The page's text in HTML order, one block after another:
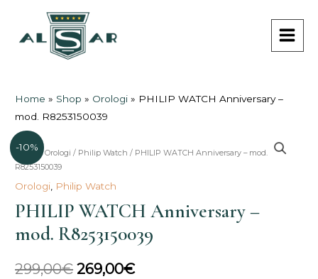
contenuto
Home » Shop » Orologi » PHILIP WATCH Anniversary –
mod. R8253150039
-10%
Home /Orologi / Philip Watch / PHILIP WATCH Anniversary – mod.
R8253150039
Orologi Philip Watch
PHILIP WATCH Anniversary –
mod. R8253150039
299,00€
Il
prezzo
originale
era:
299,00€.
269,00€
Il
attuale
è:
269,00€.
PHILIP
WATCH
Anniversary
-
R8253150039